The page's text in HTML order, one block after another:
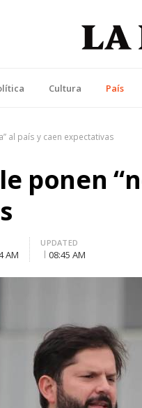
Cultura País
al país y caen expectativas
ponen
AM
UPDATED
08:45 AM